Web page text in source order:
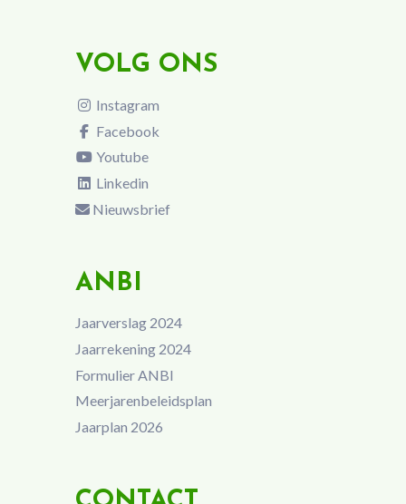
VOLG ONS
Instagram
Facebook
Youtube
Linkedin
Nieuwsbrief
ANBI
Jaarverslag 2024
Jaarrekening 2024
Formulier ANBI
Meerjarenbeleidsplan
Jaarplan 2026